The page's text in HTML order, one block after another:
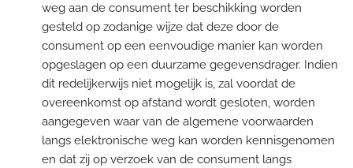
weg aan de consument ter beschikking worden
gesteld op zodanige wijze dat deze door de
consument op een eenvoudige manier kan worden
opgeslagen op een duurzame gegevensdrager. Indien
dit redelijkerwijs niet mogelijk is, zal voordat de
overeenkomst op afstand wordt gesloten, worden
aangegeven waar van de algemene voorwaarden
langs elektronische weg kan worden kennisgenomen
en dat zij op verzoek van de consument langs